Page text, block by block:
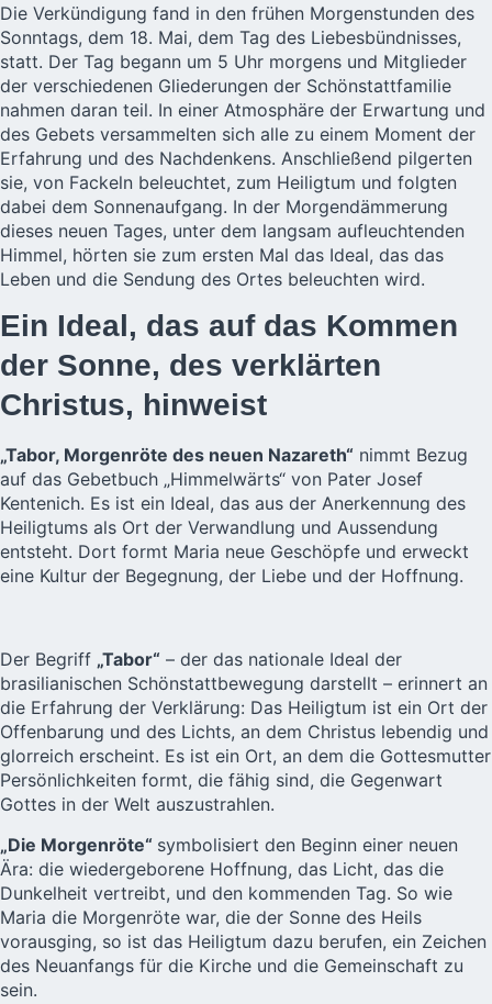
Die Verkündigung fand in den frühen Morgenstunden des
Sonntags, dem 18. Mai, dem Tag des Liebesbündnisses,
statt. Der Tag begann um 5 Uhr morgens und Mitglieder
der verschiedenen Gliederungen der Schönstattfamilie
nahmen daran teil. In einer Atmosphäre der Erwartung und
des Gebets versammelten sich alle zu einem Moment der
Erfahrung und des Nachdenkens. Anschließend pilgerten
sie, von Fackeln beleuchtet, zum Heiligtum und folgten
dabei dem Sonnenaufgang. In der Morgendämmerung
dieses neuen Tages, unter dem langsam aufleuchtenden
Himmel, hörten sie zum ersten Mal das Ideal, das das
Leben und die Sendung des Ortes beleuchten wird.
Ein Ideal, das auf das Kommen
der Sonne, des verklärten
Christus, hinweist
„Tabor, Morgenröte des neuen Nazareth“ nimmt Bezug
auf das Gebetbuch „Himmelwärts“ von Pater Josef
Kentenich. Es ist ein Ideal, das aus der Anerkennung des
Heiligtums als Ort der Verwandlung und Aussendung
entsteht. Dort formt Maria neue Geschöpfe und erweckt
eine Kultur der Begegnung, der Liebe und der Hoffnung.
Der Begriff „Tabor“ – der das nationale Ideal der
brasilianischen Schönstattbewegung darstellt – erinnert an
die Erfahrung der Verklärung: Das Heiligtum ist ein Ort der
Offenbarung und des Lichts, an dem Christus lebendig und
glorreich erscheint. Es ist ein Ort, an dem die Gottesmutter
Persönlichkeiten formt, die fähig sind, die Gegenwart
Gottes in der Welt auszustrahlen.
„Die Morgenröte“ symbolisiert den Beginn einer neuen
Ära: die wiedergeborene Hoffnung, das Licht, das die
Dunkelheit vertreibt, und den kommenden Tag. So wie
Maria die Morgenröte war, die der Sonne des Heils
vorausging, so ist das Heiligtum dazu berufen, ein Zeichen
des Neuanfangs für die Kirche und die Gemeinschaft zu
sein.